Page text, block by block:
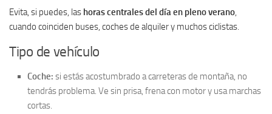
Evita, si puedes, las horas centrales del día en pleno verano,
cuando coinciden buses, coches de alquiler y muchos ciclistas.
Tipo de vehículo
Coche: si estás acostumbrado a carreteras de montaña, no
tendrás problema. Ve sin prisa, frena con motor y usa marchas
cortas.